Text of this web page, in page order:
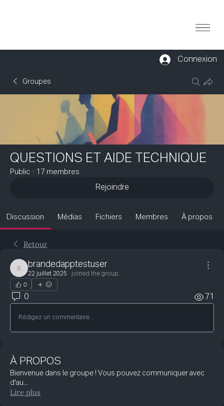
Groupes
QUESTIONS ET AIDE TECHNIQUE
Public · 17 membres
Rejoindre
Discussion Médias Fichiers Membres À propos
Retour
brandedapptestuser
brandedapptestuser
22 juillet 2025 · joined the group.
0
0 71
Rédigez un commentaire...
À PROPOS
Bienvenue dans le groupe ! Vous pouvez communiquer avec
d'au...
Lire plus
Connexion